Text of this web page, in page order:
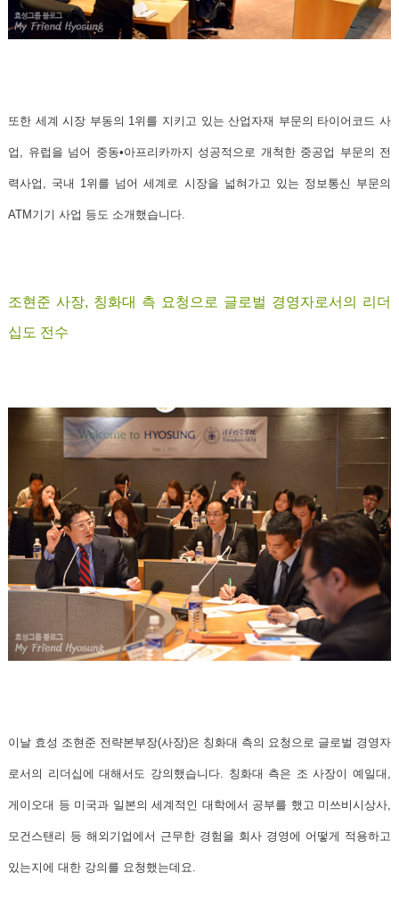
또한 세계 시장 부동의 1위를 지키고 있는 산업자재 부문의 타이어코드 사
업, 유럽을 넘어 중동•아프리카까지 성공적으로 개척한 중공업 부문의 전
력사업, 국내 1위를 넘어 세계로 시장을 넓혀가고 있는 정보통신 부문의
ATM기기 사업 등도 소개했습니다.
조현준 사장, 칭화대 측 요청으로 글로벌 경영자로서의 리더
십도 전수
이날 효성 조현준 전략본부장(사장)은 칭화대 측의 요청으로 글로벌 경영자
로서의 리더십에 대해서도 강의했습니다. 칭화대 측은 조 사장이 예일대,
게이오대 등 미국과 일본의 세계적인 대학에서 공부를 했고 미쓰비시상사,
모건스탠리 등 해외기업에서 근무한 경험을 회사 경영에 어떻게 적용하고
있는지에 대한 강의를 요청했는데요.